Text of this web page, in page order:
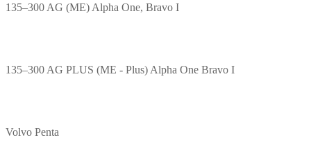
135–300 AG (ME) Alpha One, Bravo I
135–300 AG PLUS (ME - Plus) Alpha One Bravo I
Volvo Penta